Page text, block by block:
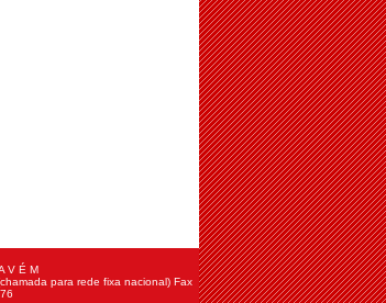
V É M
para rede fixa nacional) Fax